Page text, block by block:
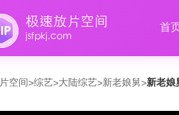
首
空间>综艺>大陆综艺>新老娘舅>新老娘